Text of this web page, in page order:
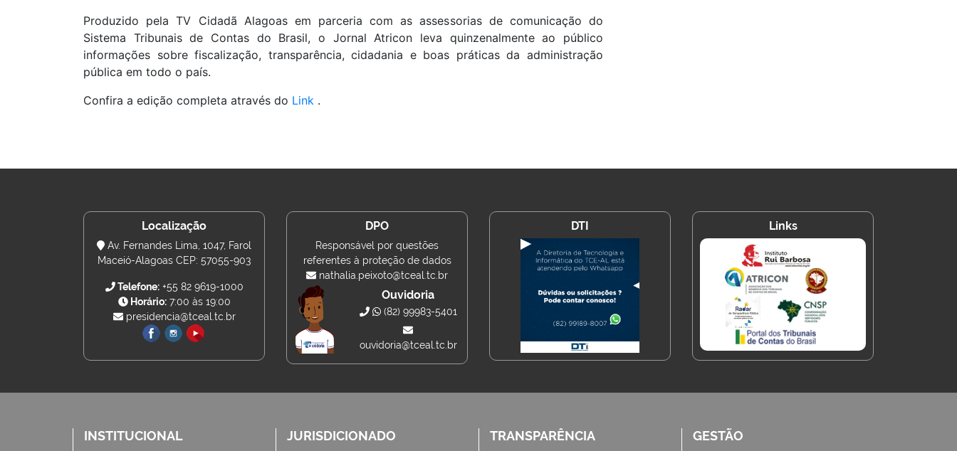
Produzido pela TV Cidadã Alagoas em parceria com as assessorias de comunicação do
Sistema Tribunais de Contas do Brasil, o Jornal Atricon leva quinzenalmente ao público
informações sobre fiscalização, transparência, cidadania e boas práticas da administração
pública em todo o país.
Confira a edição completa através do Link .
Localização
Av. Fernandes Lima, 1047, Farol
Maceió-Alagoas CEP: 57055-903
Telefone:+55 82 9619-1000
Horário:7:00 às 19:00
presidencia@tceal.tc.br
DPO
Responsável por questões
referentes à proteção de dados
nathalia.peixoto@tceal.tc.br
Ouvidoria
(82) 99983-5401
ouvidoria@tceal.tc.br
DTI Links
INSTITUCIONAL JURISDICIONADO TRANSPARÊNCIA GESTÃO